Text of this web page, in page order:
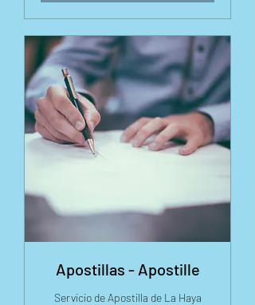
Apostillas - Apostille
Servicio de Apostilla de La Haya